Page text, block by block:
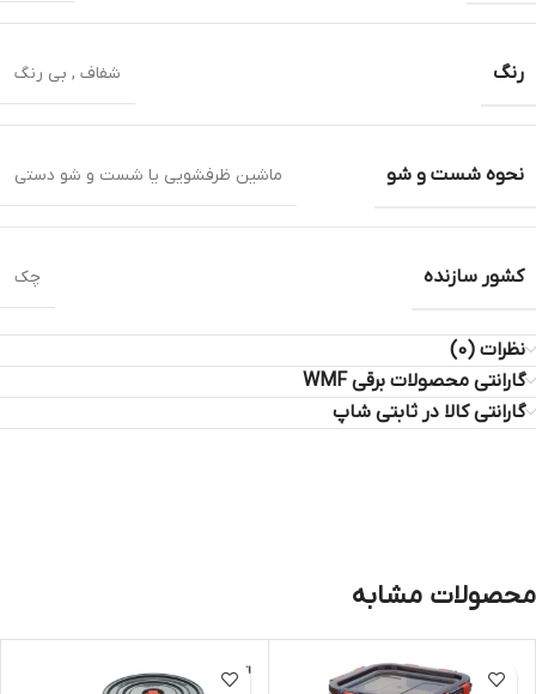
رنگ شفاف , بی رنگ
نحوه شست و شو ماشین ظرفشویی یا شست و شو دستی
کشور سازنده چک
نظرات (0)
گارانتی محصولات برقی WMF
گارانتی کالا در ثابتی شاپ
محصولات مشابه
اتمام مو
جودی